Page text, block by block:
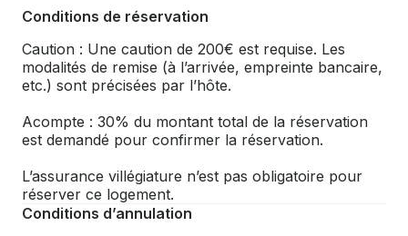
Conditions de réservation
Caution : Une caution de 200€ est requise. Les
modalités de remise (à l’arrivée, empreinte bancaire,
etc.) sont précisées par l’hôte.
Acompte : 30% du montant total de la réservation
est demandé pour confirmer la réservation.
L’assurance villégiature n’est pas obligatoire pour
réserver ce logement.
Conditions d’annulation